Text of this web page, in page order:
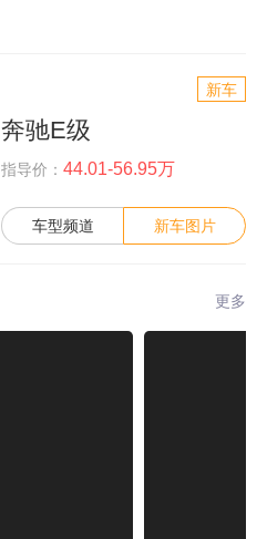
新车
奔驰E级
指导价： 44.01-56.95万
车型频道 新车图片
更多